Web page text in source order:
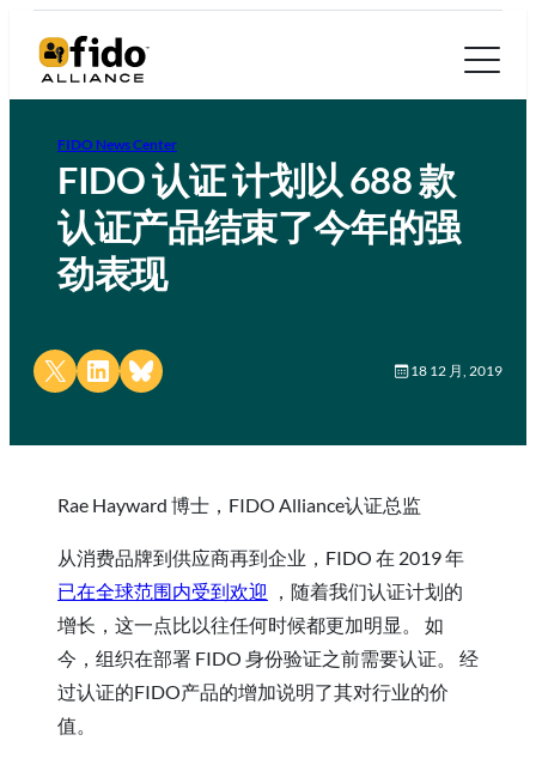
FIDO News Center
FIDO 认证 计划以 688 款
认证产品结束了今年的强
劲表现
Share on X Share on LinkedIn
Share on Bluesky 18 12 月, 2019
Rae Hayward 博士，FIDO Alliance认证总监
从消费品牌到供应商再到企业，FIDO 在 2019 年
已在全球范围内受到欢迎
，随着我们认证计划的
增长，这一点比以往任何时候都更加明显。 如
今，组织在部署 FIDO 身份验证之前需要认证。 经
过认证的FIDO产品的增加说明了其对行业的价
值。